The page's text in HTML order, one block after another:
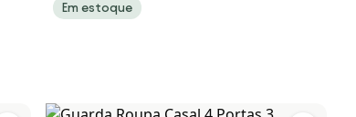
Em estoque